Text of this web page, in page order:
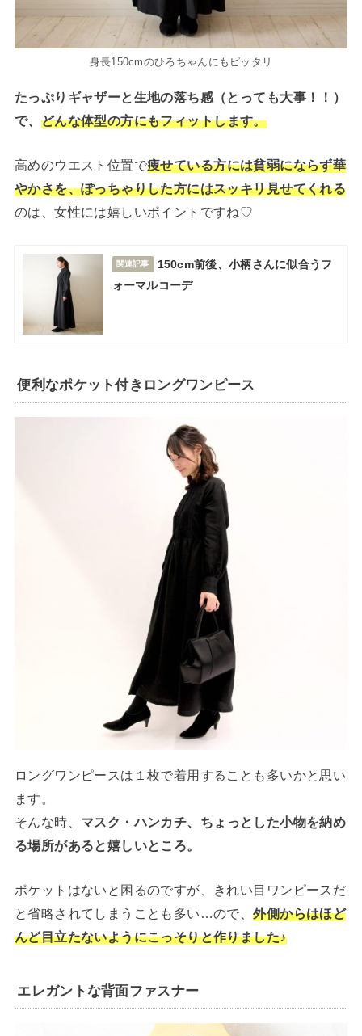
身長150cmのひろちゃんにもピッタリ
たっぷりギャザーと生地の落ち感（とっても大事！！）
で、 どんな体型の方にもフィットします。
高めのウエスト位置で痩せている方には貧弱にならず華
やかさを、ぽっちゃりした方にはスッキリ見せてくれる
のは、女性には嬉しいポイントですね♡
関連記事
150cm前後、小柄さんに似合うフ
ォーマルコーデ
便利なポケット付きロングワンピース
ロングワンピースは１枚で着用することも多いかと思い
ます。
そんな時、 マスク・ハンカチ、ちょっとした小物を納め
る場所があると嬉しいところ。
ポケットはないと困るのですが、きれい目ワンピースだ
と省略されてしまうことも多い…ので、外側からはほど
んど目立たないようにこっそりと作りました♪
エレガントな背面ファスナー